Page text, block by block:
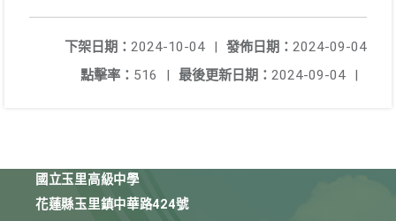
發佈日期： 2024-09-04
下架日期： 2024-10-04
|
最後更新日期： 2024-09-04 |
點擊率： 516 |
國立玉里高級中學
花蓮縣玉里鎮中華路424號